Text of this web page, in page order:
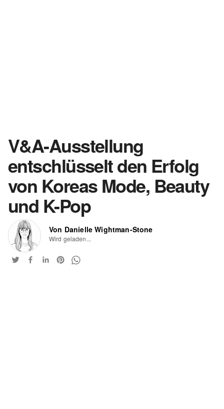
V&A-Ausstellung
entschlüsselt den Erfolg
von Koreas Mode, Beauty
und K-Pop
Von Danielle Wightman-Stone
Wird geladen...